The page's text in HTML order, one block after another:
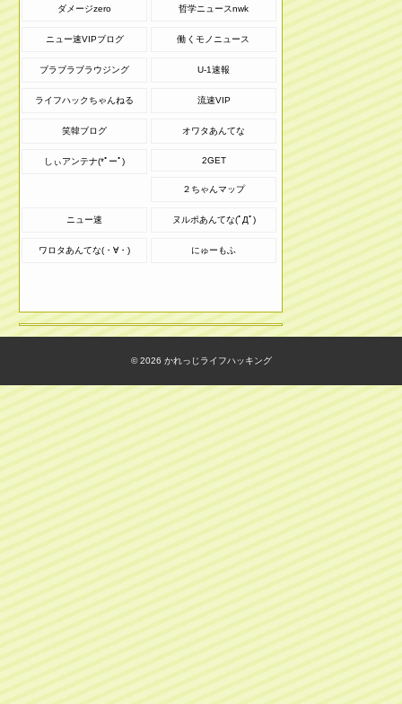
ダメージzero 哲学ニュースnwk
ニュー速VIPブログ 働くモノニュース
ブラブラブラウジング U-1速報
ライフハックちゃんねる 流速VIP
笑韓ブログ オワタあんてな
しぃアンテナ(*ﾟーﾟ) 2GET
２ちゃんマップ
ニュー速 ヌルポあんてな(ﾟДﾟ)
ワロタあんてな(・∀・) にゅーもふ
© 2026 かれっじライフハッキング